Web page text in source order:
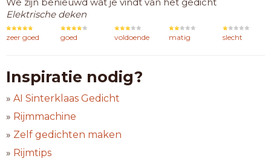
Elektrische deken
zeer goed goed voldoende matig slecht
Inspiratie nodig?
» AI Sinterklaas Gedicht
» Rijmmachine
» Zelf gedichten maken
» Rijmtips